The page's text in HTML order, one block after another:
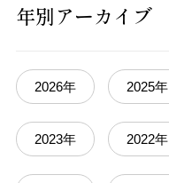
年別アーカイブ
2026年 2025年
2023年 2022年